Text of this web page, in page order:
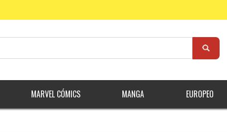
MARVEL CÓMICS MANGA EUROPEO